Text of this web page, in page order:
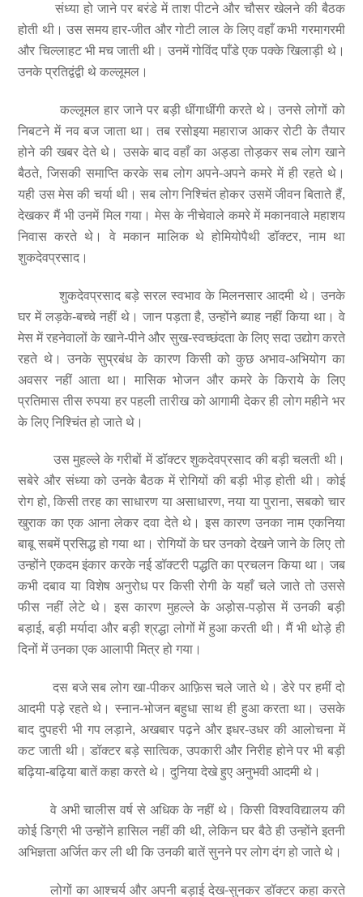
संध्या हो जाने पर बरंडे में ताश पीटने और चौसर खेलने की बैठक
होती थी। उस समय हार-जीत और गोटी लाल के लिए वहाँ कभी गरमागरमी
और चिल्लाहट भी मच जाती थी। उनमें गोविंद पाँडे एक पक्के खिलाड़ी थे।
उनके प्रतिद्वंद्वी थे कल्लूमल।
कल्लूमल हार जाने पर बड़ी धींगाधींगी करते थे। उनसे लोगों को
निबटने में नव बज जाता था। तब रसोइया महाराज आकर रोटी के तैयार
होने की खबर देते थे। उसके बाद वहाँ का अड्डा तोड़कर सब लोग खाने
बैठते, जिसकी समाप्ति करके सब लोग अपने-अपने कमरे में ही रहते थे।
यही उस मेस की चर्या थी। सब लोग निश्चिंत होकर उसमें जीवन बिताते हैं,
देखकर मैं भी उनमें मिल गया। मेस के नीचेवाले कमरे में मकानवाले महाशय
निवास करते थे। वे मकान मालिक थे होमियोपैथी डॉक्टर, नाम था
शुकदेवप्रसाद।
शुकदेवप्रसाद बड़े सरल स्वभाव के मिलनसार आदमी थे। उनके
घर में लड़के-बच्चे नहीं थे। जान पड़ता है, उन्होंने ब्याह नहीं किया था। वे
मेस में रहनेवालों के खाने-पीने और सुख-स्वच्छंदता के लिए सदा उद्योग करते
रहते थे। उनके सुप्रबंध के कारण किसी को कुछ अभाव-अभियोग का
अवसर नहीं आता था। मासिक भोजन और कमरे के किराये के लिए
प्रतिमास तीस रुपया हर पहली तारीख को आगामी देकर ही लोग महीने भर
के लिए निश्चिंत हो जाते थे।
उस मुहल्ले के गरीबों में डॉक्टर शुकदेवप्रसाद की बड़ी चलती थी।
सबेरे और संध्या को उनके बैठक में रोगियों की बड़ी भीड़ होती थी। कोई
रोग हो, किसी तरह का साधारण या असाधारण, नया या पुराना, सबको चार
खुराक का एक आना लेकर दवा देते थे। इस कारण उनका नाम एकनिया
बाबू सबमें प्रसिद्ध हो गया था। रोगियों के घर उनको देखने जाने के लिए तो
उन्होंने एकदम इंकार करके नई डॉक्टरी पद्धति का प्रचलन किया था। जब
कभी दबाव या विशेष अनुरोध पर किसी रोगी के यहाँ चले जाते तो उससे
फीस नहीं लेटे थे। इस कारण मुहल्ले के अड़ोस-पड़ोस में उनकी बड़ी
बड़ाई, बड़ी मर्यादा और बड़ी श्रद्धा लोगों में हुआ करती थी। मैं भी थोड़े ही
दिनों में उनका एक आलापी मित्र हो गया।
दस बजे सब लोग खा-पीकर आफ़िस चले जाते थे। डेरे पर हमीं दो
आदमी पड़े रहते थे। स्नान-भोजन बहुधा साथ ही हुआ करता था। उसके
बाद दुपहरी भी गप लड़ाने, अखबार पढ़ने और इधर-उधर की आलोचना में
कट जाती थी। डॉक्टर बड़े सात्विक, उपकारी और निरीह होने पर भी बड़ी
बढ़िया-बढ़िया बातें कहा करते थे। दुनिया देखे हुए अनुभवी आदमी थे।
वे अभी चालीस वर्ष से अधिक के नहीं थे। किसी विश्वविद्यालय की
कोई डिग्री भी उन्होंने हासिल नहीं की थी, लेकिन घर बैठे ही उन्होंने इतनी
अभिज्ञता अर्जित कर ली थी कि उनकी बातें सुनने पर लोग दंग हो जाते थे।
लोगों का आश्चर्य और अपनी बड़ाई देख-सुनकर डॉक्टर कहा करते